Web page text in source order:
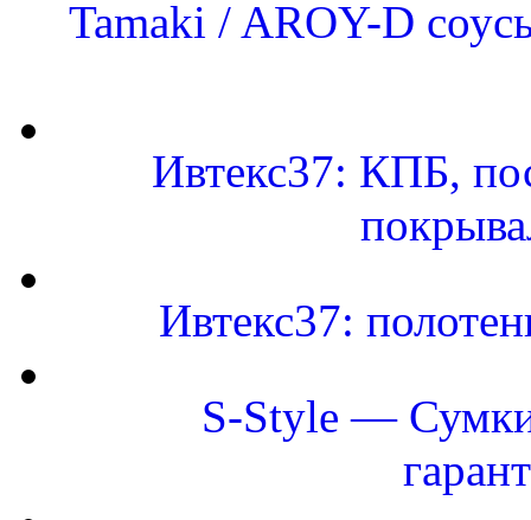
Tamaki / AROY-D
Ивтекс37: КПБ,
Ивтекс37:
S-Style — Сумки